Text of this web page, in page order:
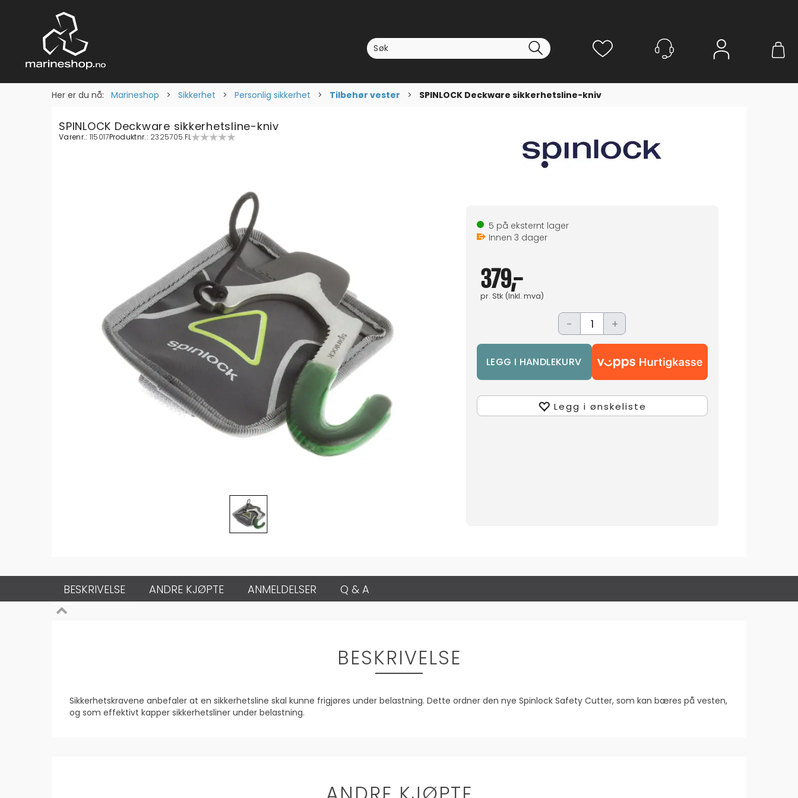
Her er du nå: Marineshop > Sikkerhet > Personlig sikkerhet > Tilbehør vester > SPINLOCK Deckware sikkerhetsline-kniv
SPINLOCK Deckware sikkerhetsline-kniv
Varenr.: 115017Produktnr.: 2325705.FL
5 på eksternt lager
Innen 3 dager
379,-
pr. Stk(Inkl. mva)
- +
Legg i ønskeliste
BESKRIVELSE ANDRE KJØPTE ANMELDELSER Q & A
BESKRIVELSE
Sikkerhetskravene anbefaler at en sikkerhetsline skal kunne frigjøres under belastning. Dette ordner den nye Spinlock Safety Cutter, som kan bæres på vesten,
og som effektivt kapper sikkerhetsliner under belastning.